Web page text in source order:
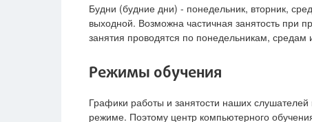
Будни (будние дни) - понедельник, вторник,
выходной. Возможна частичная занятость при
занятия проводятся по понедельникам,
Режимы обучения
Графики работы и занятости наших
режиме. Поэтому центр компьютерного